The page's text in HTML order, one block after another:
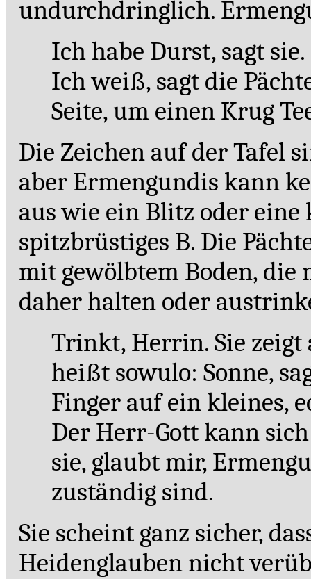
undurchdringlich.
Ich habe Durst, sagt sie.
Ich weiß, sagt die
Seite, um einen Krug
Die Zeichen auf der Tafel
aber Ermengundis kann
aus wie ein Blitz oder eine
spitzbrüstiges B. Die
mit gewölbtem Boden,
daher halten oder
Trinkt, Herrin. Sie zeigt
heißt sowulo: Sonne,
Finger auf ein kleines,
Der Herr-Gott kann
sie, glaubt mir,
zuständig sind.
Sie scheint ganz sicher,
Heidenglauben nicht